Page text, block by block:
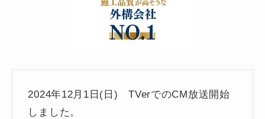
2024年12月1日(日) TVerでのCM放送開始
しました。